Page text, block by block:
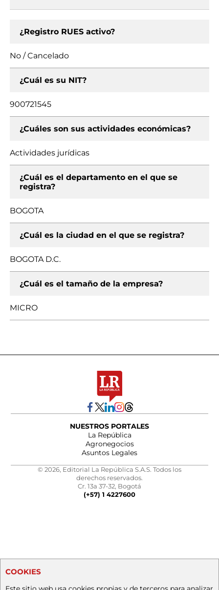
¿Registro RUES activo?
No / Cancelado
¿Cuál es su NIT?
900721545
¿Cuáles son sus actividades económicas?
Actividades jurídicas
¿Cuál es el departamento en el que se
registra?
BOGOTA
¿Cuál es la ciudad en el que se registra?
BOGOTA D.C.
¿Cuál es el tamaño de la empresa?
MICRO
NUESTROS PORTALES
La República
Agronegocios
Asuntos Legales
© 2026, Editorial La República S.A.S. Todos los
derechos reservados.
Cr. 13a 37-32, Bogotá
(+57) 1 4227600
COOKIES